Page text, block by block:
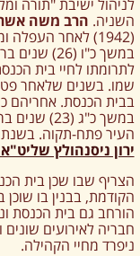
לניהול ישיבת "תורה
השניה. הרב משה אשר
(1942) לאחר
במשך כ"ו
לתרומתו לחיי בית
שמו. בשנים שלאחר
בבית הכנסת. אחריהם
במשך כ"ג
העיר פתח-תקוה. בשנת תשע"ה (2015),
ירון ניסנהולץ שליט"א
הקודמת, בבנין בו
הורחב גם בית הכנסת
חבריה לאירועים
ניפרד מחיי הקהילה.